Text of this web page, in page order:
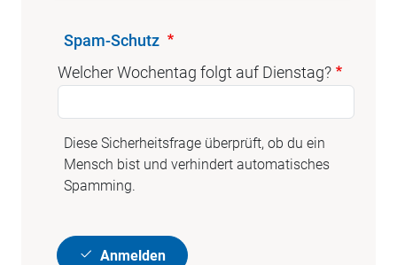
Spam-Schutz
Welcher Wochentag folgt auf Dienstag?
Diese Sicherheitsfrage überprüft, ob du ein
Mensch bist und verhindert automatisches
Spamming.
Anmelden